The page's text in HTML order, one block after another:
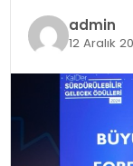
admin
12 Aralık